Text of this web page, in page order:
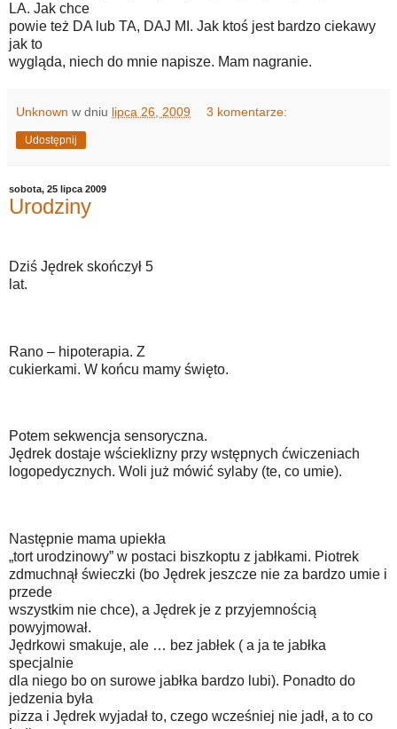
LA. Jak chce
powie też DA lub TA, DAJ MI. Jak ktoś jest bardzo ciekawy
jak to
wygląda, niech do mnie napisze. Mam nagranie.
Unknown w dniu lipca 26, 2009 3 komentarze:
Udostępnij
sobota, 25 lipca 2009
Urodziny
Dziś Jędrek skończył 5
lat.
Rano – hipoterapia. Z
cukierkami. W końcu mamy święto.
Potem sekwencja sensoryczna.
Jędrek dostaje wścieklizny przy wstępnych ćwiczeniach
logopedycznych. Woli już mówić sylaby (te, co umie).
Następnie mama upiekła
„tort urodzinowy” w postaci biszkoptu z jabłkami. Piotrek
zdmuchnął świeczki (bo Jędrek jeszcze nie za bardzo umie i
przede
wszystkim nie chce), a Jędrek je z przyjemnością
powyjmował.
Jędrkowi smakuje, ale … bez jabłek ( a ja te jabłka
specjalnie
dla niego bo on surowe jabłka bardzo lubi). Ponadto do
jedzenia była
pizza i Jędrek wyjadał to, czego wcześniej nie jadł, a to co